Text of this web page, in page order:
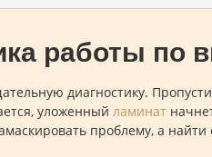
работы по
диагностику.
уложенный ламинат
проблему, а